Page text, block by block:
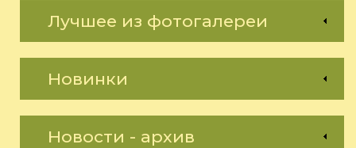
Лучшее из фотогалереи
Новинки
Новости - архив